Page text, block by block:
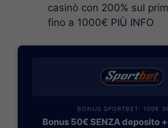
casinò con 200% sul
fino a 1000€ PIÙ INFO
BONUS SPORTBET: 100€
Bonus 50€ SENZA deposito